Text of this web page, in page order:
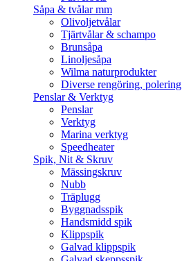
Såpa & tvålar mm
Olivoljetvålar
Tjärtvålar & schampo
Brunsåpa
Linoljesåpa
Wilma naturprodukter
Diverse rengöring, polering
Penslar & Verktyg
Penslar
Verktyg
Marina verktyg
Speedheater
Spik, Nit & Skruv
Mässingskruv
Nubb
Träplugg
Byggnadsspik
Handsmidd spik
Klippspik
Galvad klippspik